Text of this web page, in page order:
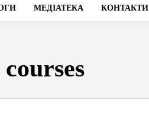
МЕДІАТЕКА КОНТАКТИ